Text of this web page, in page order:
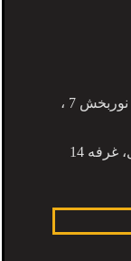
دفتر مرکزی: مشهد ، بلوار ارشاد ، ارشاد 9 ، نوربخش 7 ،
14